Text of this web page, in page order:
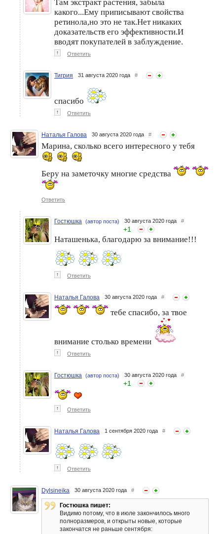
Там экстракт растения, забыла
какого...Ему приписывают свойства
ретинола,но это не так.Нет никаких
доказательств его эффективности.И
вводят покупателей в заблуждение.
↑ Ответить
Тигрия 31 августа 2020 года #
спасибо
↑ Ответить
Наталья Галова 30 августа 2020 года #
Марина, сколько всего интересного у тебя
Беру на заметочку многие средства
Ответить
Гостюшка (автор поста) 30 августа 2020 года #
+1
Наташенька, благодарю за внимание!!!
↑ Ответить
Наталья Галова 30 августа 2020 года #
тебе спасибо, за твое
внимание столько времени
↑ Ответить
Гостюшка (автор поста) 30 августа 2020 года #
+1
↑ Ответить
Наталья Галова 1 сентября 2020 года #
↑ Ответить
Dylsineika 30 августа 2020 года #
Гостюшка пишет:
Видимо потому, что в июле закончилось много
полноразмеров, и открыты новые, которые
закончатся не раньше сентября: